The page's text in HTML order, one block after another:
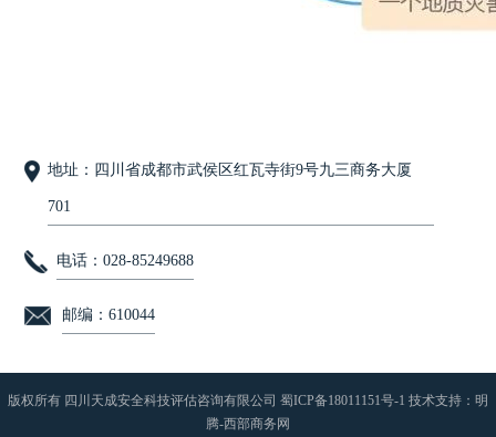
地址：四川省成都市武侯区红瓦寺街9号九三商务大厦
701
电话：028-85249688
邮编：610044
版权所有 四川天成安全科技评估咨询有限公司 蜀ICP备18011151号-1 技术支持： 明
腾-西部商务网